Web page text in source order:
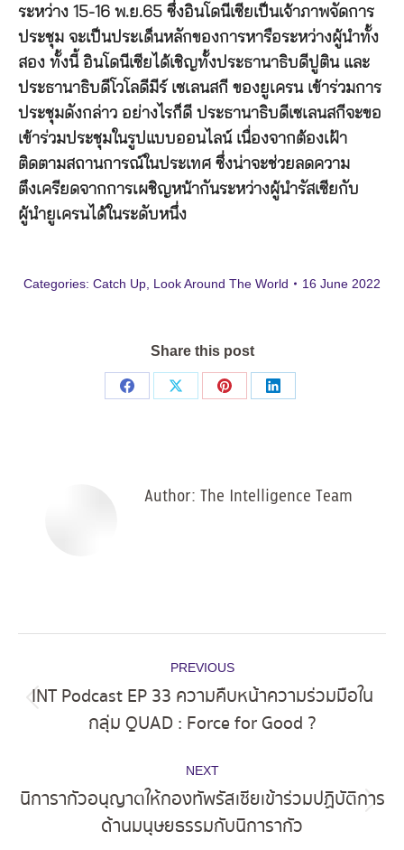
ระหว่าง 15-16 พ.ย.65 ซึ่งอินโดนีเซียเป็นเจ้าภาพจัดการ
ประชุม จะเป็นประเด็นหลักของการหารือระหว่างผู้นำทั้ง
สอง ทั้งนี้ อินโดนีเซียได้เชิญทั้งประธานาธิบดีปูติน และ
ประธานาธิบดีโวโลดีมีร์ เซเลนสกี ของยูเครน เข้าร่วมการ
ประชุมดังกล่าว อย่างไรก็ดี ประธานาธิบดีเซเลนสกีจะขอ
เข้าร่วมประชุมในรูปแบบออนไลน์ เนื่องจากต้องเฝ้า
ติดตามสถานการณ์ในประเทศ ซึ่งน่าจะช่วยลดความ
ตึงเครียดจากการเผชิญหน้ากันระหว่างผู้นำรัสเซียกับ
ผู้นำยูเครนได้ในระดับหนึ่ง
Categories: Catch Up Look Around The World 16 June 2022
Share this post
Share
Share
Share
Share
Author: The Intelligence Team
navigation
PREVIOUS
post:
INT Podcast EP 33 ความคืบหน้าความร่วมมือใน
กลุ่ม QUAD : Force for Good ?
NEXT
post:
นิการากัวอนุญาตให้กองทัพรัสเซียเข้าร่วมปฏิบัติการ
ด้านมนุษยธรรมกับนิการากัว